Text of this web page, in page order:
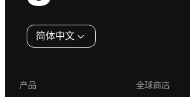
简体中文
产品
全球商店